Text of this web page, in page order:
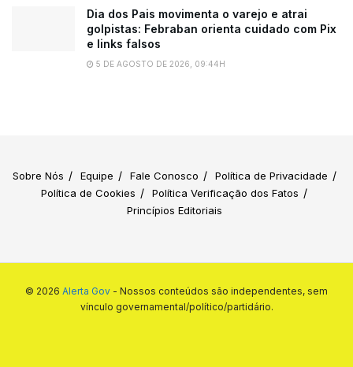
Dia dos Pais movimenta o varejo e atrai
golpistas: Febraban orienta cuidado com Pix
e links falsos
5 DE AGOSTO DE 2026, 09:44H
Sobre Nós Equipe Fale Conosco
Política de Privacidade
Política de Cookies
Política Verificação dos Fatos
Princípios Editoriais
© 2026 Alerta Gov - Nossos conteúdos são independentes, sem
vínculo governamental/político/partidário.